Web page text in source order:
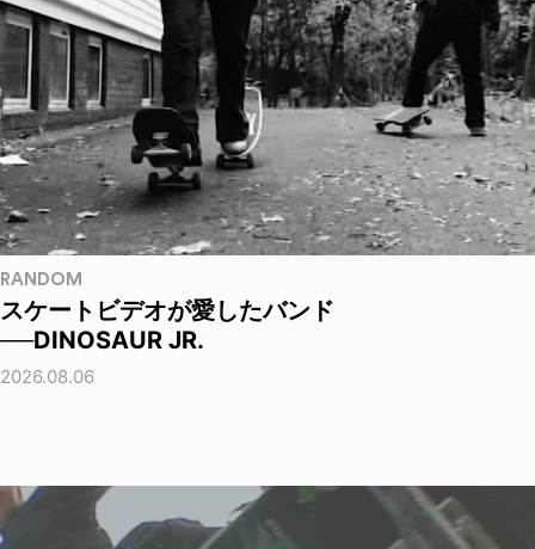
RANDOM
スケートビデオが愛したバンド
──DINOSAUR JR.
2026.08.06